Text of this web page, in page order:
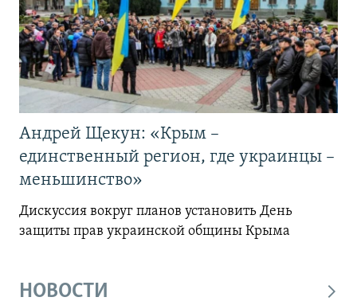
Андрей Щекун: «Крым –
единственный регион, где украинцы –
меньшинство»
Дискуссия вокруг планов установить День
защиты прав украинской общины Крыма
НОВОСТИ